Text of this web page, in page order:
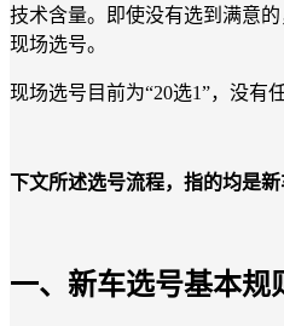
技术含量。即使没有选到满意
现场选号。
现场选号目前为“20选1”，没有
下文所述选号流程，指的均是新
一、新车选号基本规